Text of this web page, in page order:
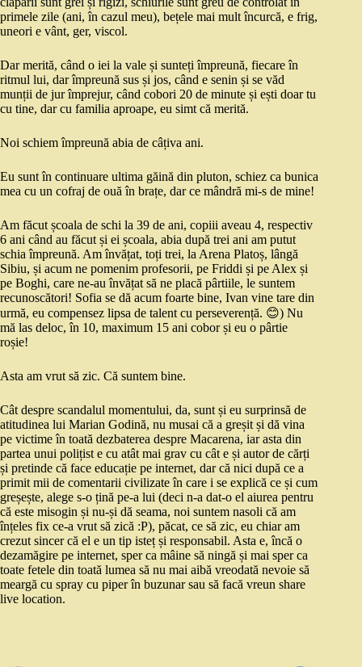
primele zile (ani, în cazul meu), bețele mai mult încurcă, e frig,
uneori e vânt, ger, viscol.
Dar merită, când o iei la vale și sunteți împreună, fiecare în
ritmul lui, dar împreună sus și jos, când e senin și se văd
munții de jur împrejur, când cobori 20 de minute și ești doar tu
cu tine, dar cu familia aproape, eu simt că merită.
Noi schiem împreună abia de câțiva ani.
Eu sunt în continuare ultima găină din pluton, schiez ca bunica
mea cu un cofraj de ouă în brațe, dar ce mândră mi-s de mine!
Am făcut școala de schi la 39 de ani, copiii aveau 4, respectiv
6 ani când au făcut și ei școala, abia după trei ani am putut
schia împreună. Am învățat, toți trei, la Arena Platoș, lângă
Sibiu, și acum ne pomenim profesorii, pe Friddi și pe Alex și
pe Boghi, care ne-au învățat să ne placă pârtiile, le suntem
recunoscători! Sofia se dă acum foarte bine, Ivan vine tare din
urmă, eu compensez lipsa de talent cu perseverență. 😊) Nu
mă las deloc, în 10, maximum 15 ani cobor și eu o pârtie
roșie!
Asta am vrut să zic. Că suntem bine.
Cât despre scandalul momentului, da, sunt și eu surprinsă de
atitudinea lui Marian Godină, nu musai că a greșit și dă vina
pe victime în toată dezbaterea despre Macarena, iar asta din
partea unui polițist e cu atât mai grav cu cât e și autor de cărți
și pretinde că face educație pe internet, dar că nici după ce a
primit mii de comentarii civilizate în care i se explică ce și cum
greșește, alege s-o țină pe-a lui (deci n-a dat-o el aiurea pentru
că este misogin și nu-și dă seama, noi suntem nasoli că am
înțeles fix ce-a vrut să zică :P), păcat, ce să zic, eu chiar am
crezut sincer că el e un tip isteț și responsabil. Asta e, încă o
dezamăgire pe internet, sper ca mâine să ningă și mai sper ca
toate fetele din toată lumea să nu mai aibă vreodată nevoie să
meargă cu spray cu piper în buzunar sau să facă vreun share
live location.